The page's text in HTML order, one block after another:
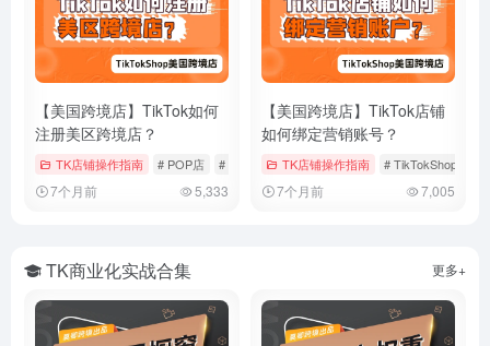
【美国跨境店】TikTok如何
注册美区跨境店？
TK店铺操作指南 # POP店 # TikTokShop # 入驻流程
7个月前 5,333
【美国跨境店】TikTok店铺
如何绑定营销账号？
TK店铺操作指南 # TikTokShop
7个月前 7,005
TK商业化实战合集 更多+